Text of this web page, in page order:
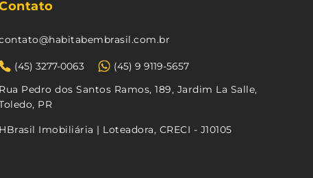
(45) 3277-0063
(45) 9 9119-5657
Rua Pedro dos Santos Ramos, 189, Jardim La Salle,
PR
HBrasil Imobiliária | Loteadora, CRECI - J10105